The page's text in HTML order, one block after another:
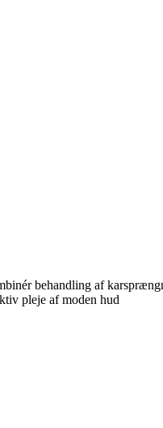
behandling af
pleje af moden hud